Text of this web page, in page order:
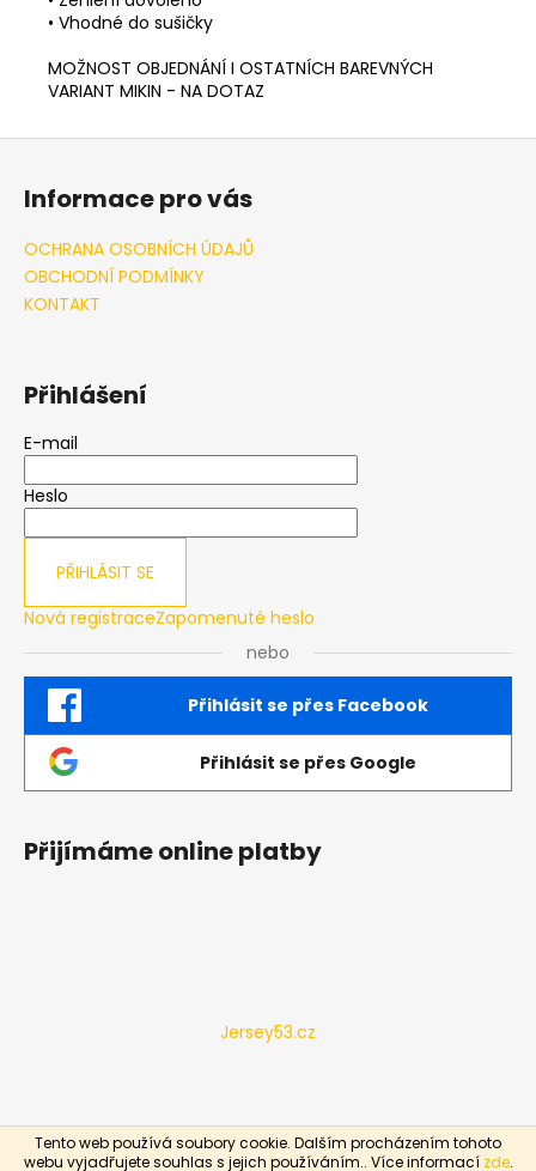
Tento web používá soubory cookie. Dalším procházením tohoto
webu vyjadřujete souhlas s jejich používáním.. Více informací zde.
• Vhodné do sušičky
MOŽNOST OBJEDNÁNÍ I OSTATNÍCH BAREVNÝCH
VARIANT MIKIN - NA DOTAZ
Z
Informace pro vás
OCHRANA OSOBNÍCH ÚDAJŮ
OBCHODNÍ PODMÍNKY
KONTAKT
Přihlášení
E-mail
Heslo
PŘIHLÁSIT SE
Nová registraceZapomenuté heslo
nebo
Přihlásit se přes Facebook
Přihlásit se přes Google
Přijímáme online platby
Jersey53.cz
Vytvořil Shoptet